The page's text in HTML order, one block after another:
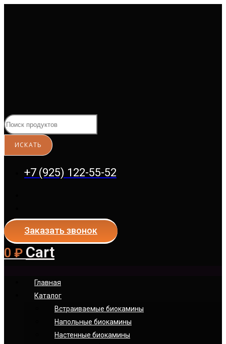
+7 (925) 122-55-52
Заказать звонок
0 ₽ Cart
Главная
Каталог
Встраиваемые биокамины
Напольные биокамины
Настенные биокамины